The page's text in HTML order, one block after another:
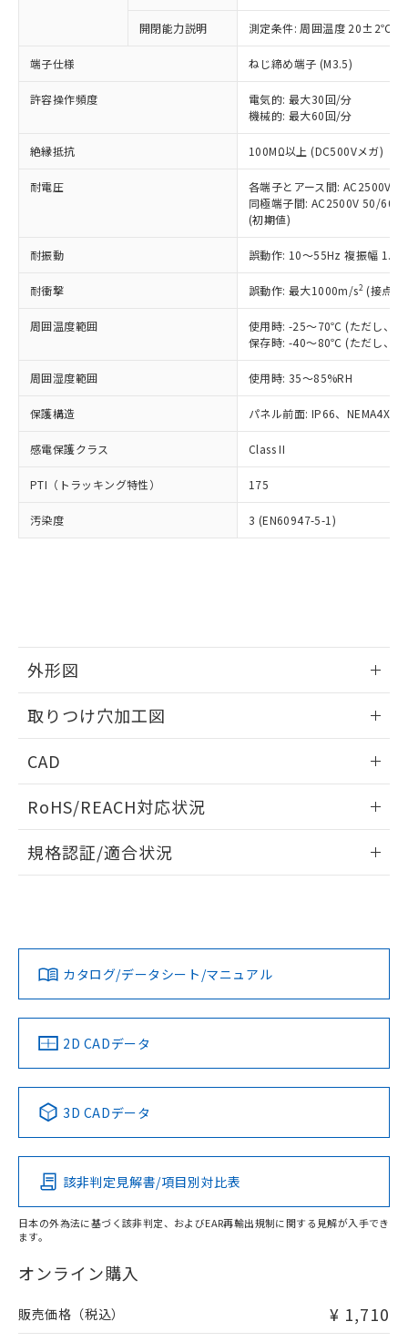
開閉能力説明 測定条件: 周囲温度 20±2℃、
端子仕様 ねじ締め端子 (M3.5)
許容操作頻度
電気的: 最大30回/分
機械的: 最大60回/分
絶縁抵抗 100MΩ以上 (DC500Vメガ)
耐電圧
各端子とアース間: AC2500V
同極端子間: AC2500V 50/
(初期値)
耐振動 誤動作: 10～55Hz 複振幅
耐衝撃 誤動作: 最大1000m/s2 (接点
周囲温度範囲
使用時: -25～70℃ (ただし、氷
保存時: -40～80℃ (ただし、氷
周囲湿度範囲 使用時: 35～85%RH
保護構造 パネル前面: IP66、NEMA4X,
感電保護クラス Class II
PTI（トラッキング特性） 175
汚染度 3 (EN60947-5-1)
外形図
取りつけ穴加工図
CAD
ドすることができます。
ログイン/会員登録
ダウンロードデータをご利用いただく前に、以下を必ずお読
みください。
ソフトウェアの使用条件
RoHS/REACH対応状況
EU RoHS 注意事項・凡例
対応済み
中国 RoHS 注意事項・凡例
Pb Hg Cd Cr(VI)
O
在庫等で未対応品が混在する可能性があります。
問い合わせください。
規格認証/適合状況
LR型式承認
（イギリス
船舶規格）
DNV型式承認
（ノルウェー
BV型式承認
（フランス
KR型式
（韓国
No No No No
この製品の規格認証/適合状況ページへ
その他の認証はこちらのページからご検索ください
カタログ/データシート/マニュアル
2D CADデータ
3D CADデータ
該非判定見解書/項目別対比表
日本の外為法に基づく該非判定、およびEAR再輸出規制に関する見解が入手でき
ます。
オンライン購入
販売価格（税込） ¥ 1,710
以下の条件をお読みいただき、同意のうえ
本サービスは、当社制御機器事業取扱
商品の当社在庫状況および標準価格
(税抜)を提供させていただくもので
当社制御機器事業取扱商品の中には、
本サービスの対象外となる商品もある
ことをご了承ください。
在庫状況および標準価格照会結果は、
記載している更新日時点での社内デー
タに基づき作成されるものであり、閲
覧された時点での実際の在庫および標
準価格とは異なる場合があることをご
正式な納期状況および標準価格はお客
様のお取引先、またはお客様担当のオ
ムロン制御機器販売店・当社販売員に
オムロン制御機器販売店や当社販売拠
販売ネットワーク
」をご確認
ください。
在庫状況および標準価格結果を当社の
事前の承諾なく第三者に漏洩または開
示しないようお願いします。
マイパーツ機能（部品リスト作成サー
および当社の共同利用者が、当社の製
※当社の共同利用者とは、
の共同利用に関して"
の「1.共同利
対応予定なし：EU RoHS指令（10物質）の
定はありません。
調査・確認中：EU RoHS指令（10物質）の
非含有の対応状況を調査中または確認中の
非該当品：ライセンス料など無形物で、有
害物質有無と関係のない商品です。
仕入先様の事情により、非含有部品として
いたものが、含有品と判明した場合などや
むを得ず変更することがあります。
鉛(Pb) 1000ppm以下、 水銀(Hg) 1000ppm以下、 カド
六価クロム(Cr(Ⅵ)) 1000ppm以下、ポリ臭化ビフェニル
類(PBB) 1000ppm以下、ポリ臭化ジフェニルエーテル類
(PBDE) 1000ppm以下、フタル酸ビス(2-エチルヘキシ
ル) (DEHP)(別名：DOP) 1000ppm以下、フタル酸ブチ
ルベンジル（BBP） 1000ppm以下、フタル酸ジブチル
（DBP） 1000ppm以下、フタル酸ジイソブチル
(DIBP) 1000ppm以下
但し、RoHS指令で産業用監視および制御機器に対する
フタル酸エステル類の４物質については閾値を超える意
図的な使用がないことを確認しています。
※2 対応予定月
部品在庫の切り替え状況などにより、予定
月が前後することがあります。
とができます。
EU RoHS指令（10物質）の非含有証明書
ものではありません。
また、RoHS指令のフタル酸エステル類４
物質の対応では、対応完了までの期間は出
荷製品に未対応品が混在することから備考
欄に対応日を記載しておりました。
※1 中国RoHS○×表
「○」：最大均質材料含有率が中国RoHSの
基準値以下であることを示します。
「×」：最大均質材料含有率が中国RoHSの
基準値を超えていることを示します。
「－」：未確認です。当社販売部門へお問
Cr(Ⅵ)(六価クロム) : 1000ppm、 PBBs(ポリ臭化ビフェ
ニル類) : 1000ppm、 PBDEs(ポリ臭化ジフェニルエーテ
ル類) : 1000ppm、
DBP(フタル酸ジブチル) : 1000ppm、 DIBP(フタル酸ジ
イソブチル) : 1000ppm、 BBP(フタル酸ブチルベンジ
ル) : 1000ppm、
※2 環境保護使用期限
「ｅ」：有害物質（10物質）のすべてが基
準値以下であることを示します。
「10」：通常の使用状況下において有害物
質が外部に漏えいし、環境に深刻な影響を
当社は、これら貴社製品のうち、外国
為替および外国貿易法に定める商品
（以下｢規制貨物等」という）を輸出
または国外への提供する場合は、日本
国政府の輸出許可(または役務取引許
可)を取得するなどの必要な手続きを
当社は規制貨物を破棄する場合は、完
全に破砕するなど、違法に輸出されな
いよう必要な手段を講じます。
当社は貴社製品を、核兵器、ミサイ
ル、化学兵器、生物兵器またはその他
武器並びにこれらの製造装置等に一切
使用いたしません。
当社は、貴社製品を第三者に販売する
場合は、上記1、2および3の内容を当
該第三者に通知します。また当社は、
販売先および販売に係わる関係者が違
法に輸出するおそれがある場合は、取
○ 一定数以上の在庫あり
一定数には満たないが在庫あり
在庫なし(最新の在庫状況につ
いては、お客様のお取引先、ま
たはお客様担当のオムロン制御
機器販売店・当社販売員にご確
認ください)
受注生産機種、また在庫状況の